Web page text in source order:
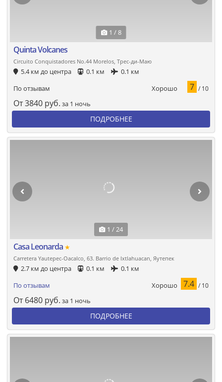
1 / 8
Quinta Volcanes
Circuito Conquistadores No.44 Morelos, Трес-ди-Маю
5.4 км до центра 0.1 км
0.1 км
По отзывам
Хорошо 7 / 10
От3840 руб. за 1 ночь
ПОДРОБНЕЕ
1 / 24
Casa Leonarda ★
Carretera Yautepec-Oacalco, 63. Barrio de Ixtlahuacan, Яутепек
2.7 км до центра 0.1 км
0.1 км
По отзывам
Хорошо 7.4 / 10
От 6480 руб. за 1 ночь
ПОДРОБНЕЕ